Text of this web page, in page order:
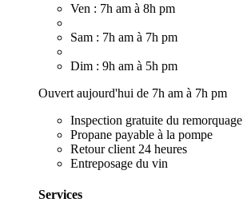
Ven : 7h am à 8h pm
Sam : 7h am à 7h pm
Dim : 9h am à 5h pm
Ouvert aujourd'hui de 7h am à 7h pm
Inspection gratuite du remorquage
Propane payable à la pompe
Retour client 24 heures
Entreposage du vin
Services